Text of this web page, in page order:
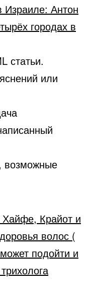
Израиле: Антон
городах в
статьи.
или
возможные
Крайот и
волос (